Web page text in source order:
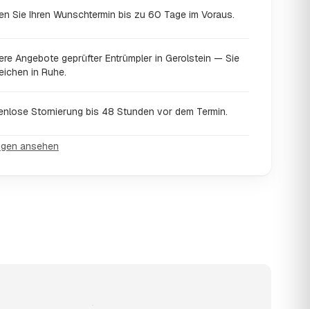
Sie Ihren Wunschtermin bis zu 60 Tage im Voraus.
Angebote geprüfter Entrümpler in Gerolstein — Sie
in Ruhe.
Stornierung bis 48 Stunden vor dem Termin.
ansehen